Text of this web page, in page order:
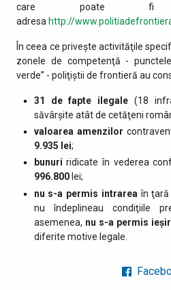
care poate fi
adresa http://
În ceea ce priveşte activităţile
zonele de competenţă -
verde” - poliţiştii de frontieră au
31 de fapte ilegale(18
săvârşite atât de cetăţeni
valoarea amenzilor
9.935 lei;
bunuriridicate în vederea
996.800 lei;
nu s-a permis intrarea în ţară
nu îndeplineau condiţiile
asemenea, nu s-a permis
diferite motive legale.